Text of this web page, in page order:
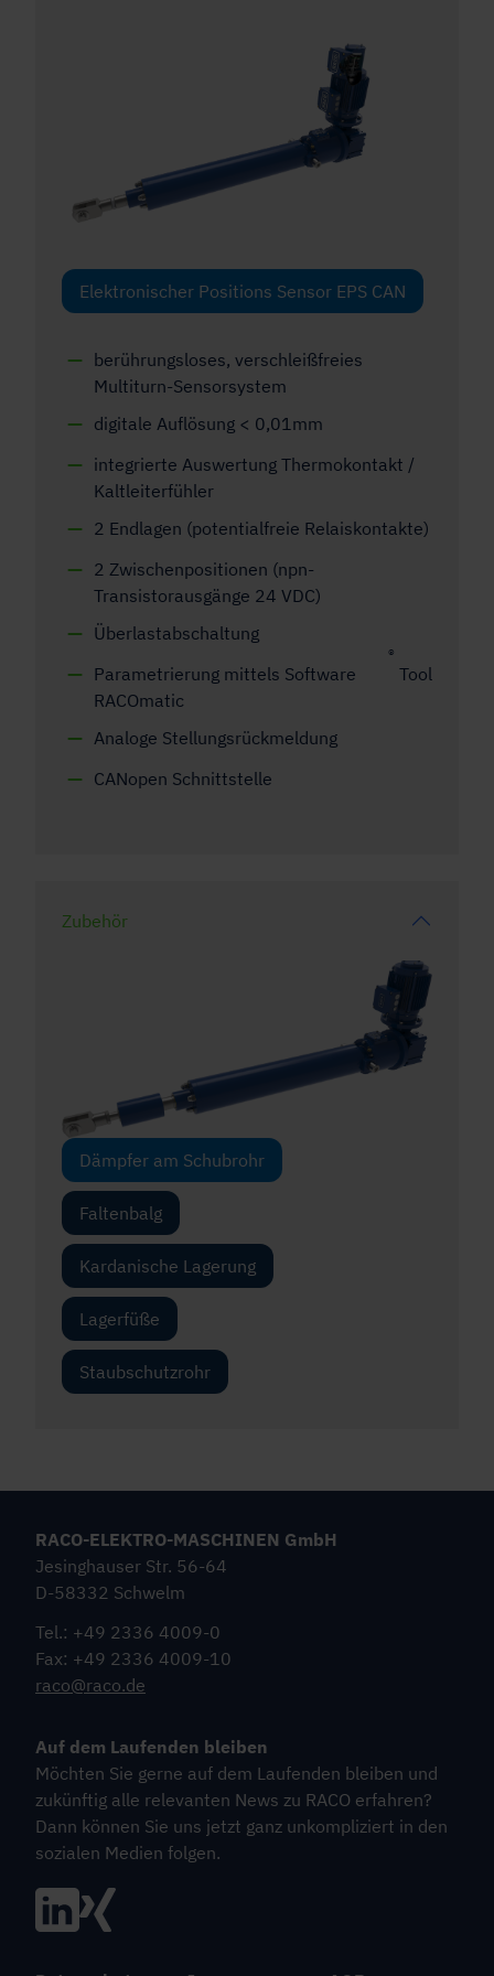
Elektronischer Positions Sensor EPS CAN
berührungsloses, verschleißfreies
Multiturn-Sensorsystem
digitale Auflösung < 0,01mm
integrierte Auswertung Thermokontakt /
Kaltleiterfühler
2 Endlagen (potentialfreie Relaiskontakte)
2 Zwischenpositionen (npn-
Transistorausgänge 24 VDC)
Überlastabschaltung
Parametrierung mittels Software
RACOmatic
®
Tool
Analoge Stellungsrückmeldung
CANopen Schnittstelle
Zubehör
Dämpfer am Schubrohr
Faltenbalg
Kardanische Lagerung
Lagerfüße
Staubschutzrohr
RACO-ELEKTRO-MASCHINEN GmbH
Jesinghauser Str. 56-64
D-58332 Schwelm
Tel.: +49 2336 4009-0
Fax: +49 2336 4009-10
raco@raco.de
Auf dem Laufenden bleiben
Möchten Sie gerne auf dem Laufenden bleiben und
zukünftig alle relevanten News zu RACO erfahren?
Dann können Sie uns jetzt ganz unkompliziert in den
sozialen Medien folgen.